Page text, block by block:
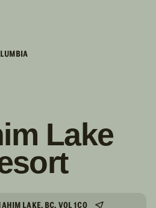
Lake
LAKE, BC, V0L 1C0